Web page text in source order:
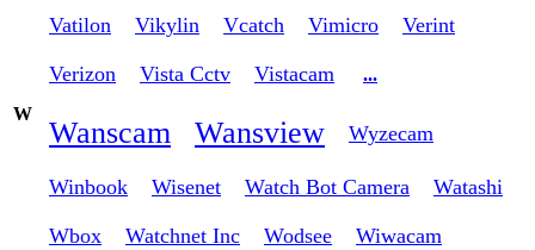
Vatilon Vikylin Vcatch Vimicro Verint
Verizon Vista Cctv Vistacam
...
W
Wanscam Wansview Wyzecam
Winbook Wisenet Watch Bot Camera Watashi
Wbox Watchnet Inc Wodsee Wiwacam